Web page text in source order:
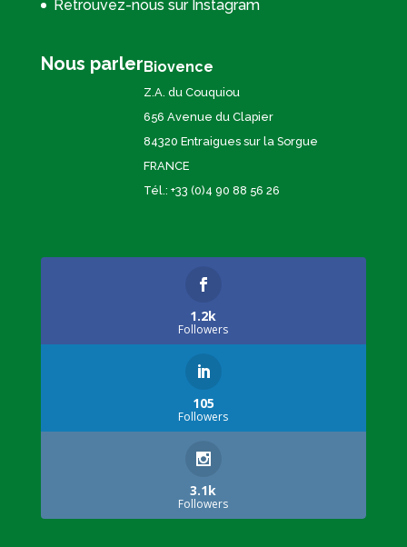
Retrouvez-nous sur Instagram
Nous parler Biovence
Z.A. du Couquiou
656 Avenue du Clapier
84320 Entraigues sur la Sorgue
FRANCE
Tél.: +33 (0)4 90 88 56 26
1.2k
Followers
105
Followers
3.1k
Followers